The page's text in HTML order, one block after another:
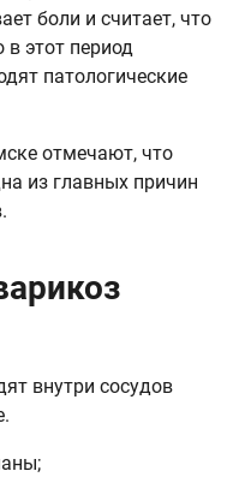
боли и считает, что
этот период
патологические
отмечают, что
из главных причин
внутри сосудов